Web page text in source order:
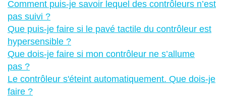
Comment puis-je savoir lequel des contrôleurs n’est
pas suivi ?
Que puis-je faire si le pavé tactile du contrôleur est
hypersensible ?
Que dois-je faire si mon contrôleur ne s’allume
pas ?
Le contrôleur s'éteint automatiquement. Que dois-je
faire ?